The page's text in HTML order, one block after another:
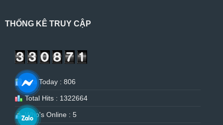
THỐNG KÊ TRUY CẬP
Hits Today : 806
Total Hits : 1322664
Who's Online : 5